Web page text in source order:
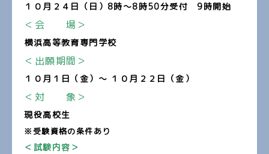
１０ 月２４日（日）8時～8時50分受付 9時開始
＜会 場＞
横浜高等教育専門学校
＜出願期間＞
１０月１日（金）～ １０月２２日（金）
＜対 象＞
現役高校生
※受験資格の条件あり
＜試験内容＞